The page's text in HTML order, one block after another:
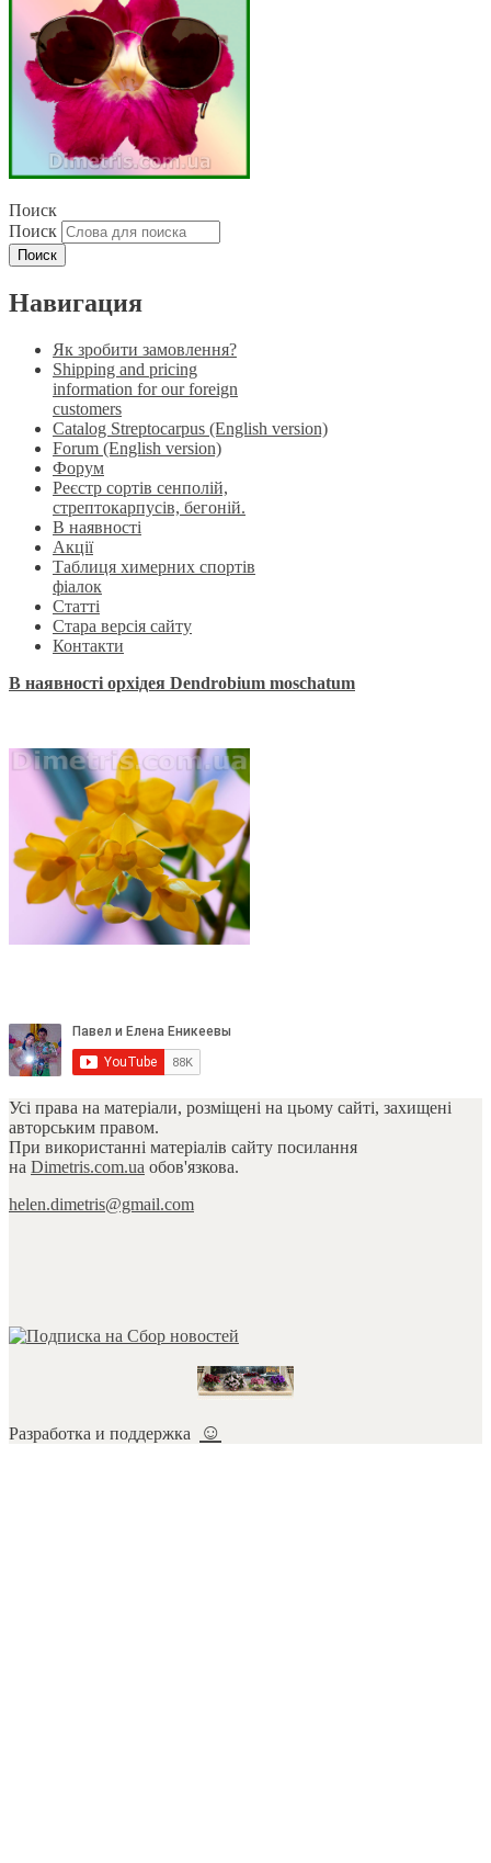
Поиск
Поиск
Навигация
Як зробити замовлення?
Shipping and pricing
information for our foreign
customers
Catalog Streptocarpus (English version)
Forum (English version)
Форум
Реєстр сортів сенполій,
стрептокарпусів, бегоній.
В наявності
Акції
Таблиця химерних спортів
фіалок
Статті
Стара версія сайту
Контакти
В наявності орхідея Dendrobium moschatum
Усі права на матеріали, розміщені на цьому сайті, захищені
авторським правом.
При використанні матеріалів сайту посилання
на Dimetris.com.ua обов'язкова.
helen.dimetris@gmail.com
Разработка и поддержка ☺